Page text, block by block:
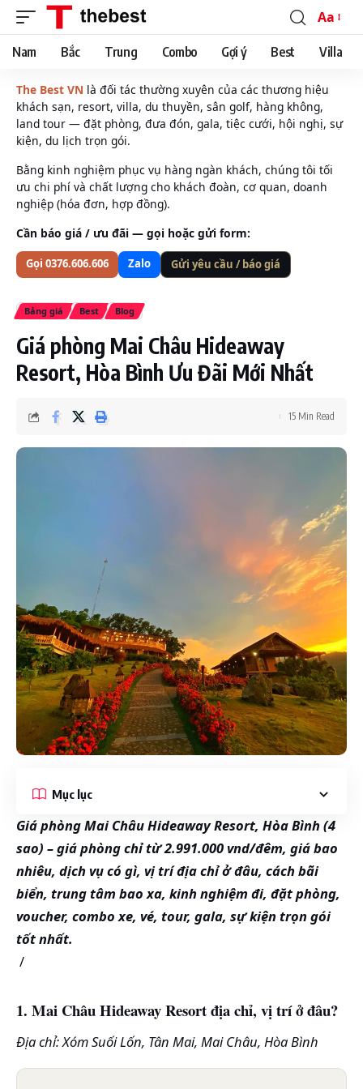
Font
Resizer
Aa
Nam Bắc Trung Combo Gợi ý Best Villa
The Best VN là đối tác thường xuyên của các thương hiệu
khách sạn, resort, villa, du thuyền, sân golf, hàng không,
land tour — đặt phòng, đưa đón, gala, tiệc cưới, hội nghị, sự
kiện, du lịch trọn gói.
Bằng kinh nghiệm phục vụ hàng ngàn khách, chúng tôi tối
ưu chi phí và chất lượng cho khách đoàn, cơ quan, doanh
nghiệp (hóa đơn, hợp đồng).
Cần báo giá / ưu đãi — gọi hoặc gửi form:
Gọi 0376.606.606 Zalo Gửi yêu cầu / báo giá
Bảng giá Best Blog
Giá phòng Mai Châu Hideaway
Resort, Hòa Bình Ưu Đãi Mới Nhất
15 Min Read
Mục lục
Giá phòng Mai Châu Hideaway Resort, Hòa Bình (4
sao) – giá phòng chỉ từ 2.991.000 vnd/đêm, giá bao
nhiêu, dịch vụ có gì, vị trí địa chỉ ở đâu, cách bãi
biển, trung tâm bao xa, kinh nghiệm đi, đặt phòng,
voucher, combo xe, vé, tour, gala, sự kiện trọn gói
tốt nhất.
/
1. Mai Châu Hideaway Resort địa chỉ, vị trí ở đâu?
Địa chỉ: Xóm Suối Lốn, Tân Mai, Mai Châu, Hòa Bình